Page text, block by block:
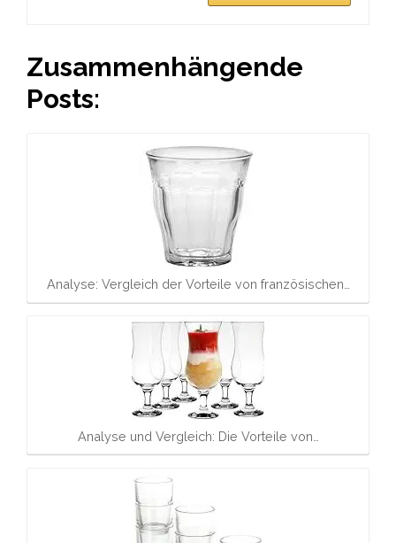
Zusammenhängende
Posts:
Analyse: Vergleich der Vorteile von französischen…
Analyse und Vergleich: Die Vorteile von…